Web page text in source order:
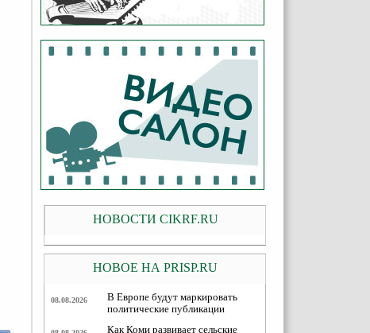
НОВОСТИ CIKRF.RU
НОВОЕ НА PRISP.RU
08.08.2026
В Европе будут маркировать
политические публикации
Как Коми развивает сельские